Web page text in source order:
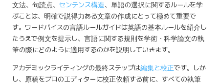
文法、句読点、 センテンス構造、単語の選択に関するルールを学
ぶことは、明確で説得力ある文章の作成にとって極めて重要で
す。ワードバイスの言語ルールガイドは英語の基本ルールを紹介し
たうえで例文を提示し、言語に関する規則を学術・科学論文の執
筆の際にどのように適用するのかを説明していきます。
アカデミックライティングの最終ステップは編集と校正です。しか
し、原稿をプロのエディターに校正依頼する前に、すべての執筆